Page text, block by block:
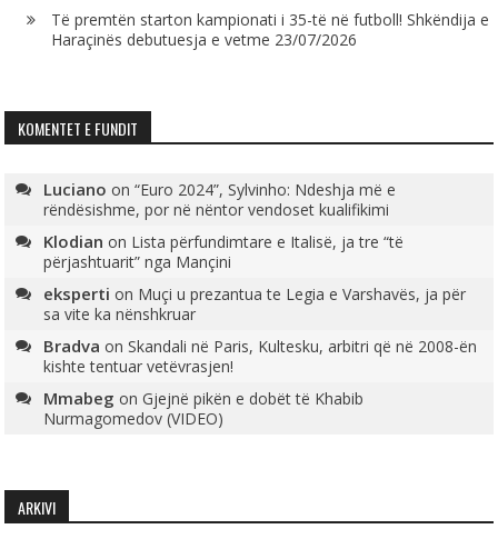
Të premtën starton kampionati i 35-të në futboll! Shkëndija e
Haraçinës debutuesja e vetme 23/07/2026
KOMENTET E FUNDIT
Luciano on“Euro 2024”, Sylvinho: Ndeshja më e
rëndësishme, por në nëntor vendoset kualifikimi
Klodian on Lista përfundimtare e Italisë, ja tre “të
përjashtuarit” nga Mançini
eksperti on Muçi u prezantua te Legia e Varshavës, ja për
sa vite ka nënshkruar
Bradva onSkandali në Paris, Kultesku, arbitri që në 2008-ën
kishte tentuar vetëvrasjen!
Mmabeg onGjejnë pikën e dobët të Khabib
Nurmagomedov (VIDEO)
ARKIVI